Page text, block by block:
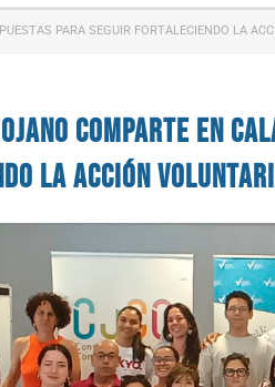
PARA SEGUIR FORTALECIENDO LA
comparte en
la acción